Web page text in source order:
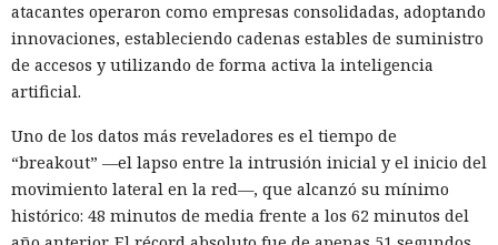
atacantes operaron como empresas consolidadas, adoptando
innovaciones, estableciendo cadenas estables de suministro
de accesos y utilizando de forma activa la inteligencia
artificial.
Uno de los datos más reveladores es el tiempo de
“breakout” —el lapso entre la intrusión inicial y el inicio del
movimiento lateral en la red—, que alcanzó su mínimo
histórico: 48 minutos de media frente a los 62 minutos del